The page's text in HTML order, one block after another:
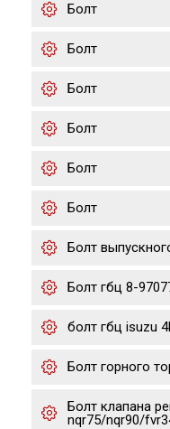
Болт
Болт
Болт
Болт
Болт
Болт
Болт
Болт гбц 8-
болт гбц isuzu
Болт горного
Болт клапана
nqr75/nqr90/